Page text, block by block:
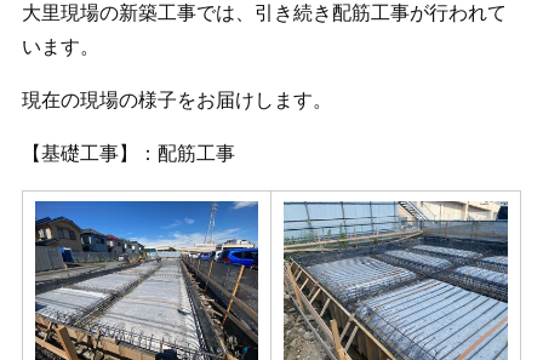
大里現場の新築工事では、引き続き配筋工事が行われて
います。
現在の現場の様子をお届けします。
【基礎工事】：配筋工事